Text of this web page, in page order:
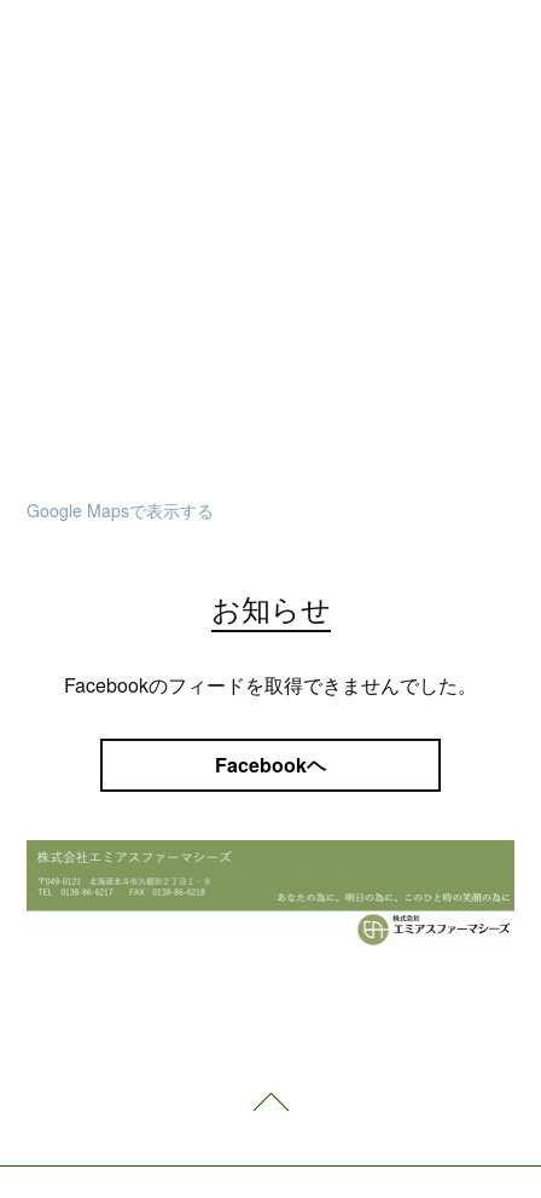
Google Mapsで表示する
お知らせ
Facebookのフィードを取得できませんでした。
Facebookヘ